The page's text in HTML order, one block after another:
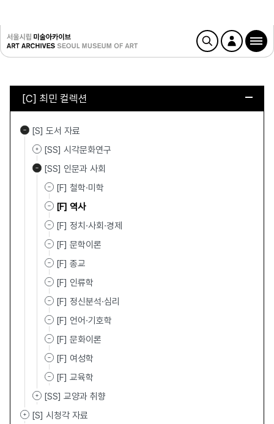
[C] 최민 컬렉션
[S] 도서 자료
[SS] 시각문화연구
[SS] 인문과 사회
[F] 철학·미학
[F] 역사
[F] 정치·사회·경제
[F] 문학이론
[F] 종교
[F] 인류학
[F] 정신분석·심리
[F] 언어·기호학
[F] 문화이론
[F] 여성학
[F] 교육학
[SS] 교양과 취향
[S] 시청각 자료